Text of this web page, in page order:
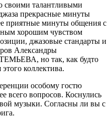
своими талантливыми
прекрасные минуты
приятные минуты общения с
хорошим чувством
джазовые стандарты и
Александры
но так, как будто
коллектива.
особому гостю
всего вопросов. Коснулись
музыки. Согласны ли вы с